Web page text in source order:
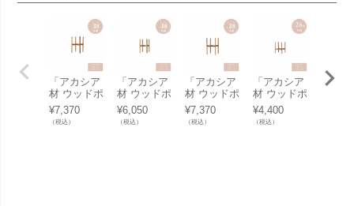
「アカシア
材 ウッドポ
ットスタン
ド ラージ
角脚 Φ38
¥7,370
（税込）
「アカシア
材 ウッドポ
ットスタン
ド ラージ
角脚 Φ30
¥6,050
（税込）
「アカシア
材 ウッドポ
ットスタン
ド ラージ
丸脚 Φ38
¥7,370
（税込）
「アカシア
材 ウッドポ
ットスタン
ド 角脚 Φ2
6用」幅・
¥4,400
（税込）
「ア